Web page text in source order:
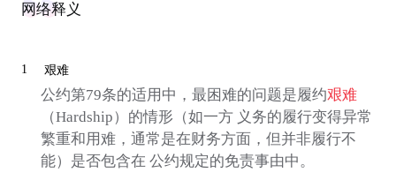
网络释义
1 艰难
公约第79条的适用中，最困难的问题是履约艰难
（Hardship）的情形（如一方 义务的履行变得异常
繁重和用难，通常是在财务方面，但并非履行不
能）是否包含在 公约规定的免责事由中。